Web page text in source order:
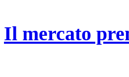
Il mercato